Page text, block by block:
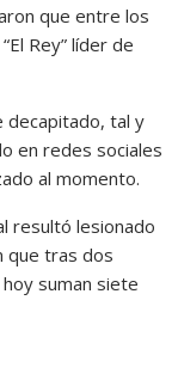
que entre los
Rey” líder de
decapitado, tal y
en redes sociales
al momento.
resultó lesionado
que tras dos
suman siete